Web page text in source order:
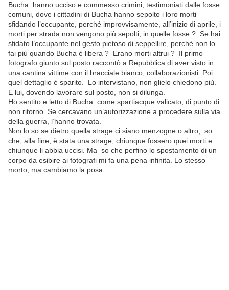
Bucha hanno ucciso e commesso crimini, testimoniati dalle fosse
comuni, dove i cittadini di Bucha hanno sepolto i loro morti
sfidando l’occupante, perché improvvisamente, all’inizio di aprile, i
morti per strada non vengono più sepolti, in quelle fosse ? Se hai
sfidato l’occupante nel gesto pietoso di seppellire, perché non lo
fai più quando Bucha è libera ? Erano morti altrui ? Il primo
fotografo giunto sul posto raccontò a Repubblica di aver visto in
una cantina vittime con il bracciale bianco, collaborazionisti. Poi
quel dettaglio è sparito. Lo intervistano, non glielo chiedono più.
E lui, dovendo lavorare sul posto, non si dilunga.
Ho sentito e letto di Bucha come spartiacque valicato, di punto di
non ritorno. Se cercavano un’autorizzazione a procedere sulla via
della guerra, l’hanno trovata.
Non lo so se dietro quella strage ci siano menzogne o altro, so
che, alla fine, è stata una strage, chiunque fossero quei morti e
chiunque li abbia uccisi. Ma so che perfino lo spostamento di un
corpo da esibire ai fotografi mi fa una pena infinita. Lo stesso
morto, ma cambiamo la posa.